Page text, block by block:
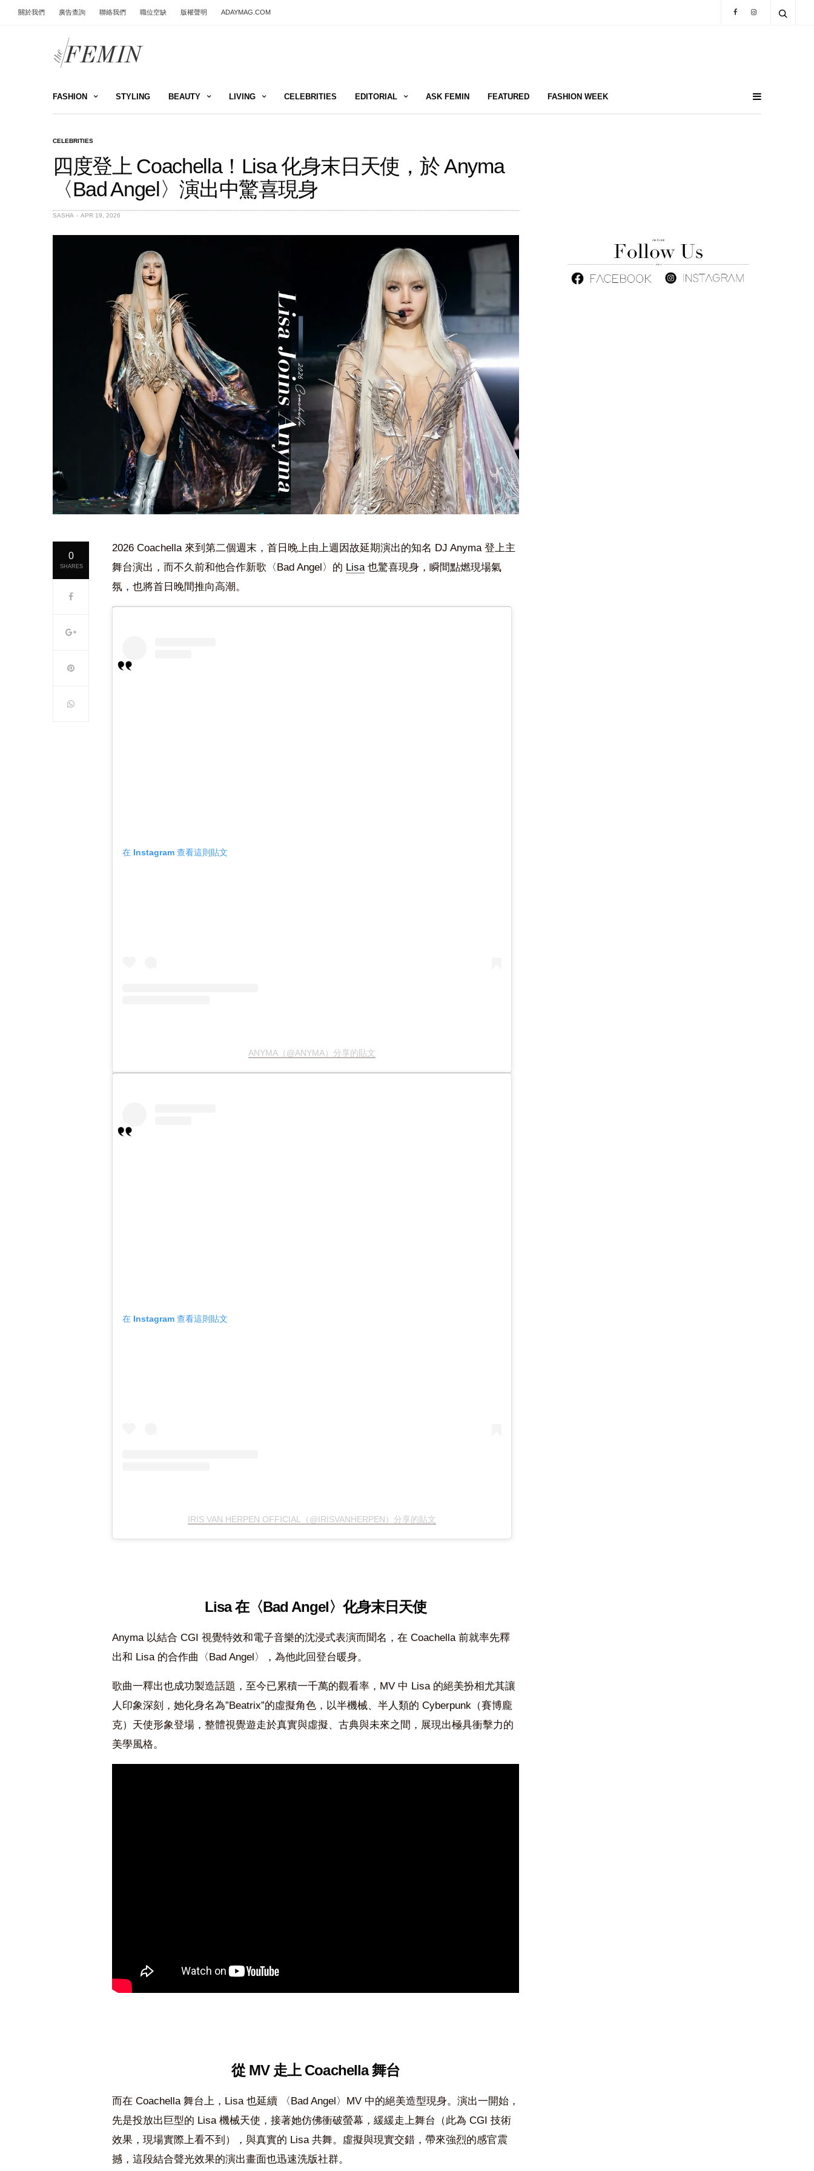
關於我們 廣告查詢 聯絡我們 職位空缺 版權聲明 ADAYMAG.COM
FASHION STYLING BEAUTY LIVING CELEBRITIES EDITORIAL ASK FEMIN FEATURED FASHION WEEK
CELEBRITIES
四度登上 Coachella！Lisa 化身末日天使，於 Anyma
〈Bad Angel〉演出中驚喜現身
SASHA APR 19, 2026
0
SHARES
2026 Coachella 來到第二個週末，首日晚上由上週因故延期演出的知名 DJ Anyma 登上主
舞台演出，而不久前和他合作新歌〈Bad Angel〉的 Lisa 也驚喜現身，瞬間點燃現場氣
氛，也將首日晚間推向高潮。
在 Instagram 查看這則貼文
ANYMA（@ANYMA）分享的貼文
在 Instagram 查看這則貼文
IRIS VAN HERPEN OFFICIAL（@IRISVANHERPEN）分享的貼文
Lisa 在〈Bad Angel〉化身末日天使
Anyma 以結合 CGI 視覺特效和電子音樂的沈浸式表演而聞名，在 Coachella 前就率先釋
出和 Lisa 的合作曲〈Bad Angel〉，為他此回登台暖身。
歌曲一釋出也成功製造話題，至今已累積一千萬的觀看率，MV 中 Lisa 的絕美扮相尤其讓
人印象深刻，她化身名為”Beatrix”的虛擬角色，以半機械、半人類的 Cyberpunk（賽博龐
克）天使形象登場，整體視覺遊走於真實與虛擬、古典與未來之間，展現出極具衝擊力的
美學風格。
從 MV 走上 Coachella 舞台
而在 Coachella 舞台上，Lisa 也延續 〈Bad Angel〉MV 中的絕美造型現身。演出一開始，
先是投放出巨型的 Lisa 機械天使，接著她仿佛衝破螢幕，緩緩走上舞台（此為 CGI 技術
效果，現場實際上看不到），與真實的 Lisa 共舞。虛擬與現實交錯，帶來強烈的感官震
撼，這段結合聲光效果的演出畫面也迅速洗版社群。